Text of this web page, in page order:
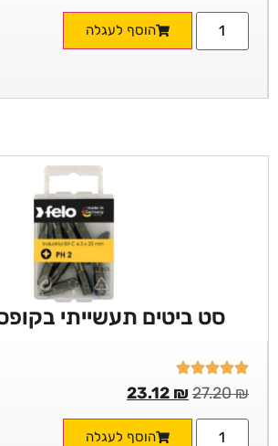
הוסף לעגלה
סט ביטים תעשייתי בקופסה 10
27.20₪
23.12 ₪
הוסף לעגלה